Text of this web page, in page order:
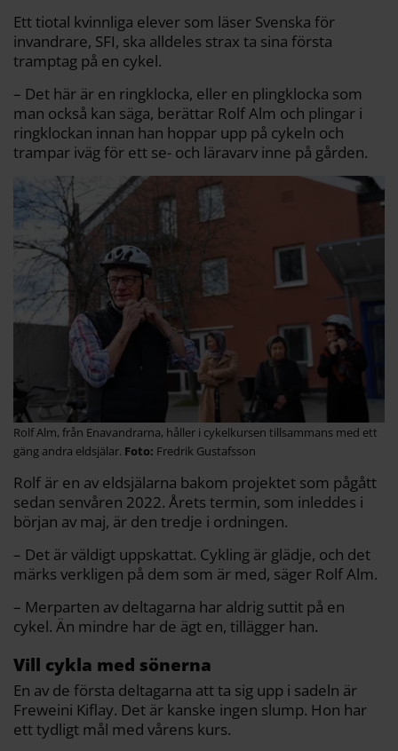
Ett tiotal kvinnliga elever som läser Svenska för
invandrare, SFI, ska alldeles strax ta sina första
tramptag på en cykel.
– Det här är en ringklocka, eller en plingklocka som
man också kan säga, berättar Rolf Alm och plingar i
ringklockan innan han hoppar upp på cykeln och
trampar iväg för ett se- och läravarv inne på gården.
Rolf Alm, från Enavandrarna, håller i cykelkursen tillsammans med ett
gäng andra eldsjälar.
Fredrik Gustafsson
Rolf är en av eldsjälarna bakom projektet som pågått
sedan senvåren 2022. Årets termin, som inleddes i
början av maj, är den tredje i ordningen.
– Det är väldigt uppskattat. Cykling är glädje, och det
märks verkligen på dem som är med, säger Rolf Alm.
– Merparten av deltagarna har aldrig suttit på en
cykel. Än mindre har de ägt en, tillägger han.
Vill cykla med sönerna
En av de första deltagarna att ta sig upp i sadeln är
Freweini Kiflay. Det är kanske ingen slump. Hon har
ett tydligt mål med vårens kurs.